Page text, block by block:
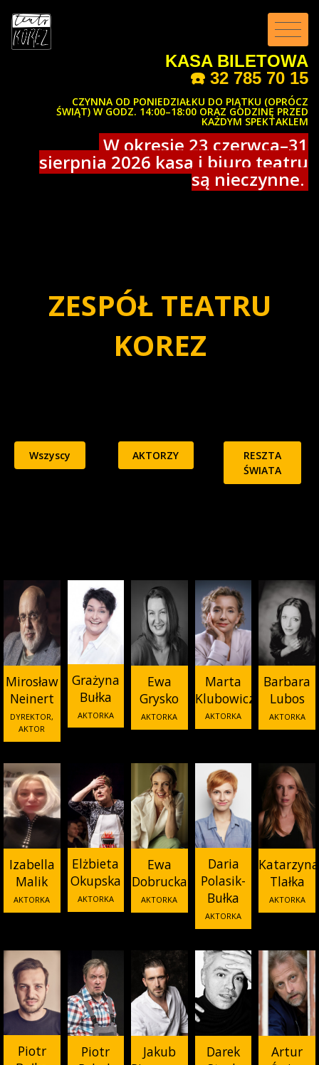
KASA BILETOWA
☎️ 32 785 70 15
CZYNNA OD PONIEDZIAŁKU DO PIĄTKU (OPRÓCZ
ŚWIĄT) W GODZ. 14:00–18:00 ORAZ GODZINĘ PRZED
KAŻDYM SPEKTAKLEM
W okresie 23 czerwca–31
sierpnia 2026 kasa i biuro teatru
są nieczynne.
ZESPÓŁ TEATRU
KOREZ
Wszyscy AKTORZY
RESZTA
ŚWIATA
Mirosław
Neinert
DYREKTOR,
AKTOR
Grażyna
Bułka
AKTORKA
Ewa
Grysko
AKTORKA
Marta
Klubowicz
AKTORKA
Barbara
Lubos
AKTORKA
Izabella
Malik
AKTORKA
Elżbieta
Okupska
AKTORKA
Ewa
Dobrucka
AKTORKA
Daria
Polasik-
Bułka
AKTORKA
Katarzyna
Tlałka
AKTORKA
Piotr
Piotr
Jakub
Darek
Artur